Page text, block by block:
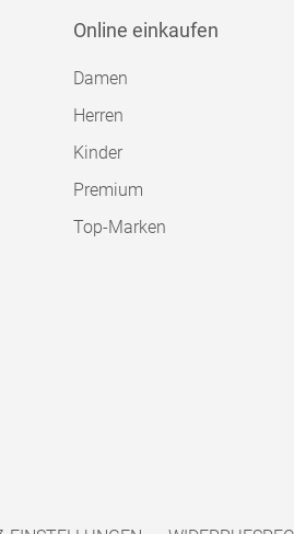
Online einkaufen
Damen
Herren
Kinder
Premium
Top-Marken